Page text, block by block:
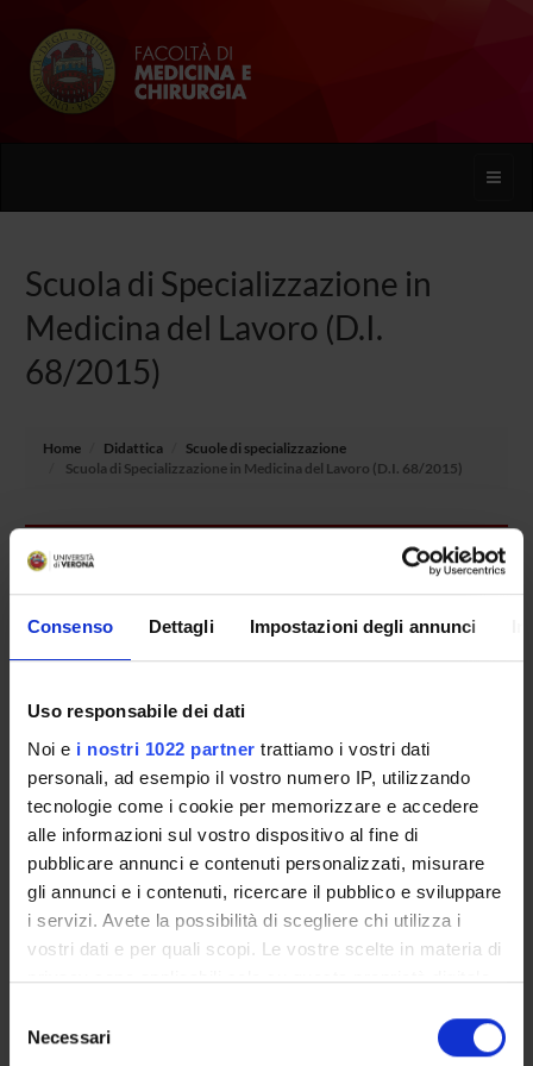
Consenso Dettagli Impostazioni degli annunci
Uso responsabile dei dati
Noi e i nostri 1022 partner trattiamo i vostri dati
personali, ad esempio il vostro numero IP, utilizzando
tecnologie come i cookie per memorizzare e accedere
alle informazioni sul vostro dispositivo al fine di
pubblicare annunci e contenuti personalizzati, misurare
gli annunci e i contenuti, ricercare il pubblico e sviluppare
i servizi. Avete la possibilità di scegliere chi utilizza i
vostri dati e per quali scopi. Le vostre scelte in materia di
privacy sono applicabili solo su questa proprietà digitale
modificare o revocare il proprio consenso in qualsiasi
delNecessari
Toggle
Scuola di Specializzazione in
Medicina del Lavoro (D.I.
68/2015)
Home Didattica
Scuole di specializzazione
Scuola di Specializzazione in Medicina del Lavoro (D.I. 68/2015)
Presentazione
Piani didattici
Insegnamenti
Organi collegiali e di governo
Rete formativa
Documenti
Servizio Studenti Internazionali
OFFERTA FORMATIVA